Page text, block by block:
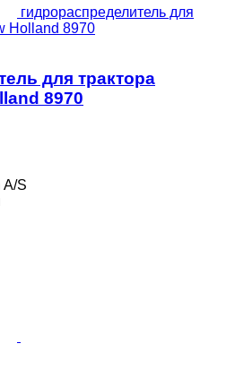
гидрораспределитель для
Holland 8970
для трактора
8970
A/S